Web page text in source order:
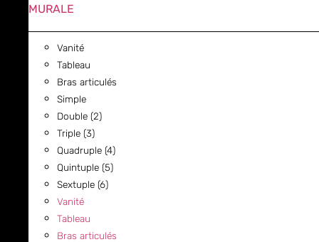
MURALE
Vanité
Tableau
Bras articulés
Simple
Double (2)
Triple (3)
Quadruple (4)
Quintuple (5)
Sextuple (6)
Vanité
Tableau
Bras articulés